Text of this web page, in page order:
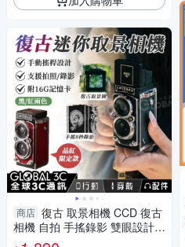
商店 復古 取景相機 CCD 復古
相機 自拍 手搖錄影 雙眼設計
迷你便攜 送記憶卡